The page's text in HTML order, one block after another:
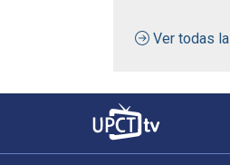
Ver todas